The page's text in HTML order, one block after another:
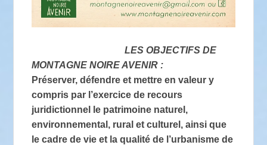
LES OBJECTIFS DE
MONTAGNE NOIRE AVENIR :
Préserver, défendre et mettre en valeur y
compris par l’exercice de recours
juridictionnel le patrimoine naturel,
environnemental, rural et culturel, ainsi que
le cadre de vie et la qualité de l’urbanisme de